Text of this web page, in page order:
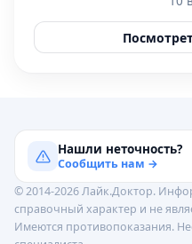
Нашли неточность?
Сообщить нам →
© 2014-2026 Лайк.Доктор.
справочный характер и не
Имеются противопоказания.